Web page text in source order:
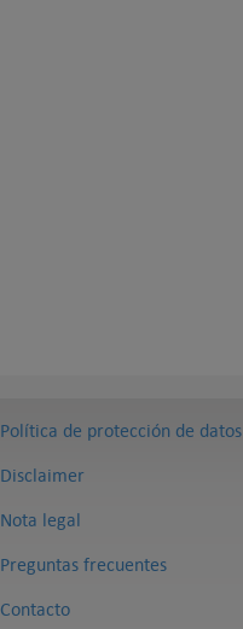
Política de protección de datos
Disclaimer
Nota legal
Preguntas frecuentes
Contacto